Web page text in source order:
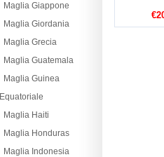
Maglia Giappone
Maglia Giordania
Maglia Grecia
Maglia Guatemala
Maglia Guinea
Equatoriale
Maglia Haiti
Maglia Honduras
Maglia Indonesia